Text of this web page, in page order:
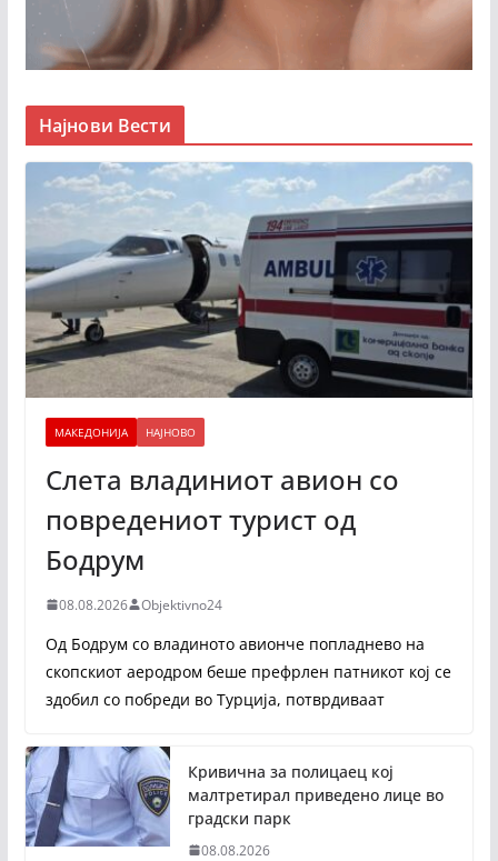
Најнови Вести
МАКЕДОНИЈА НАЈНОВО
Слета владиниот авион со
повредениот турист од
Бодрум
08.08.2026 Objektivno24
Од Бодрум со владиното авионче попладнево на
скопскиот аеродром беше префрлен патникот кој се
здобил со побреди во Турција, потврдиваат
Кривична за полицаец кој
малтретирал приведено лице во
градски парк
08.08.2026